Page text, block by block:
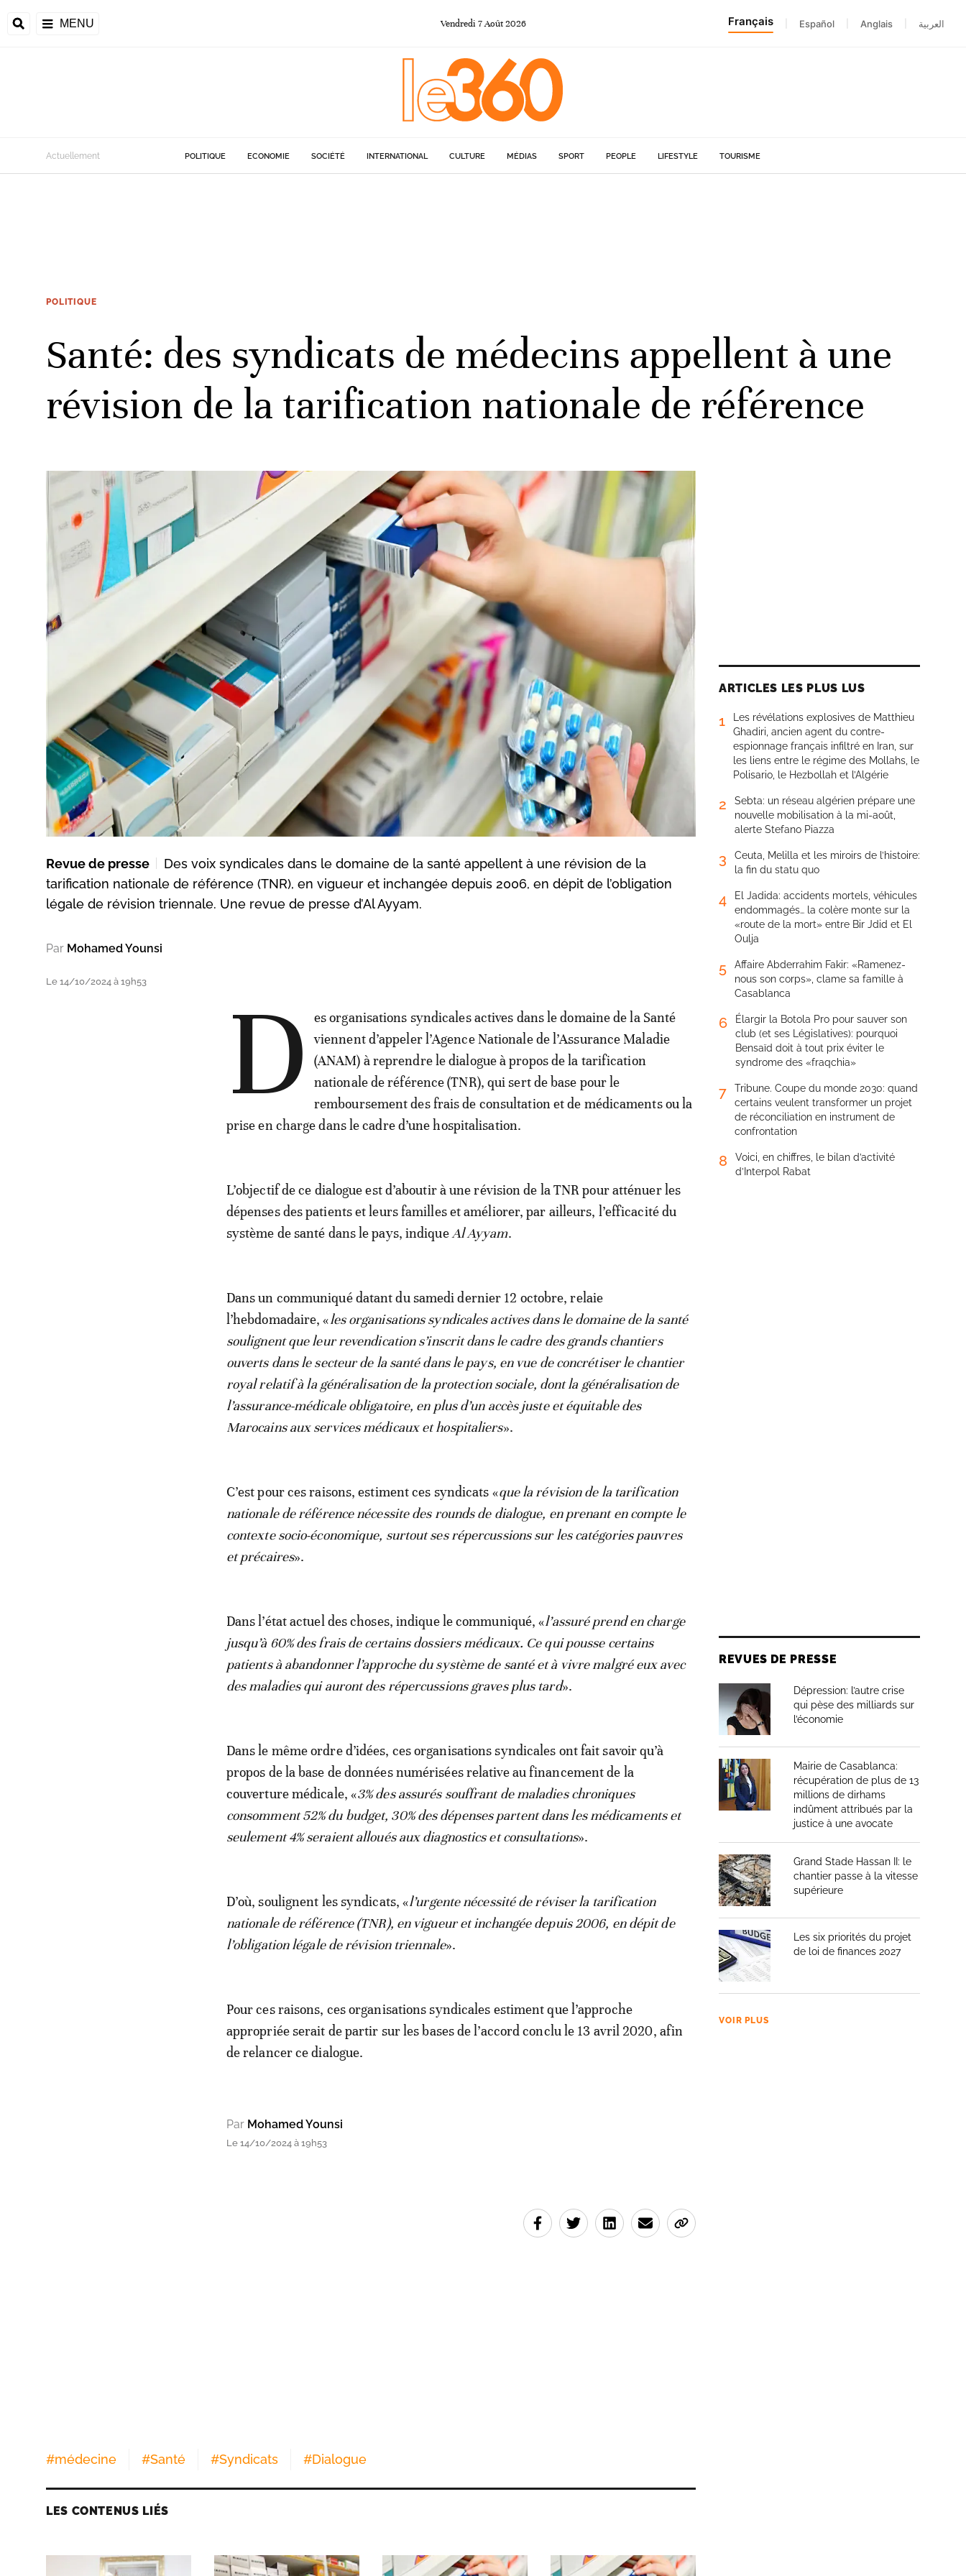
MENU Vendredi 7Août 2026 Français Español Anglais العربية
Actuellement POLITIQUE ECONOMIE SOCIÉTÉ INTERNATIONAL CULTURE MÉDIAS SPORT PEOPLE LIFESTYLE TOURISME
POLITIQUE
Santé: des syndicats de médecins appellent à une
révision de la tarification nationale de référence
Revue de presse
Des voix syndicales dans le domaine de la santé appellent à une révision de la
tarification nationale de référence (TNR), en vigueur et inchangée depuis 2006, en dépit de l’obligation
légale de révision triennale. Une revue de presse d’Al Ayyam.
Par Mohamed Younsi
Le 14/10/2024 à 19h53 D
es organisations syndicales actives dans le domaine de la Santé
viennent d’appeler l’Agence Nationale de l’Assurance Maladie
(ANAM) à reprendre le dialogue à propos de la tarification
nationale de référence (TNR), qui sert de base pour le
remboursement des frais de consultation et de médicaments ou la
prise en charge dans le cadre d’une hospitalisation.
L’objectif de ce dialogue est d’aboutir à une révision de la TNR pour atténuer les
dépenses des patients et leurs familles et améliorer, par ailleurs, l’efficacité du
système de santé dans le pays, indique Al Ayyam.
Dans un communiqué datant du samedi dernier 12 octobre, relaie
l’hebdomadaire, «les organisations syndicales actives dans le domaine de la santé
soulignent que leur revendication s’inscrit dans le cadre des grands chantiers
ouverts dans le secteur de la santé dans le pays, en vue de concrétiser le chantier
royal relatif à la généralisation de la protection sociale, dont la généralisation de
l’assurance-médicale obligatoire, en plus d’un accès juste et équitable des
Marocains aux services médicaux et hospitaliers».
C’est pour ces raisons, estiment ces syndicats «que la révision de la tarification
nationale de référence nécessite des rounds de dialogue, en prenant en compte le
contexte socio-économique, surtout ses répercussions sur les catégories pauvres
et précaires».
Dans l’état actuel des choses, indique le communiqué, «l’assuré prend en charge
jusqu’à 60% des frais de certains dossiers médicaux. Ce qui pousse certains
patients à abandonner l’approche du système de santé et à vivre malgré eux avec
des maladies qui auront des répercussions graves plus tard».
Dans le même ordre d’idées, ces organisations syndicales ont fait savoir qu’à
propos de la base de données numérisées relative au financement de la
couverture médicale, «3% des assurés souffrant de maladies chroniques
consomment 52% du budget, 30% des dépenses partent dans les médicaments et
seulement 4% seraient alloués aux diagnostics et consultations».
D’où, soulignent les syndicats, «l’urgente nécessité de réviser la tarification
nationale de référence (TNR), en vigueur et inchangée depuis 2006, en dépit de
l’obligation légale de révision triennale».
Pour ces raisons, ces organisations syndicales estiment que l’approche
appropriée serait de partir sur les bases de l’accord conclu le 13 avril 2020, afin
de relancer ce dialogue.
Par Mohamed Younsi
Le 14/10/2024 à 19h53
#médecine #Santé #Syndicats #Dialogue
LES CONTENUS LIÉS
ARTICLES LES PLUS LUS
1
Les révélations explosives de Matthieu
Ghadiri, ancien agent du contre-
espionnage français infiltré en Iran, sur
les liens entre le régime des Mollahs, le
Polisario, le Hezbollah et l’Algérie
2
Sebta: un réseau algérien prépare une
nouvelle mobilisation à la mi-août,
alerte Stefano Piazza
3
Ceuta, Melilla et les miroirs de l’histoire:
la fin du statu quo
4
El Jadida: accidents mortels, véhicules
endommagés… la colère monte sur la
«route de la mort» entre Bir Jdid et El
Oulja
5
Affaire Abderrahim Fakir: «Ramenez-
nous son corps», clame sa famille à
Casablanca
6
Élargir la Botola Pro pour sauver son
club (et ses Législatives): pourquoi
Bensaïd doit à tout prix éviter le
syndrome des «fraqchia»
7
Tribune. Coupe du monde 2030: quand
certains veulent transformer un projet
de réconciliation en instrument de
confrontation
8
Voici, en chiffres, le bilan d’activité
d’Interpol Rabat
REVUES DE PRESSE
Dépression: l’autre crise
qui pèse des milliards sur
l’économie
Mairie de Casablanca:
récupération de plus de 13
millions de dirhams
indûment attribués par la
justice à une avocate
Grand Stade Hassan II: le
chantier passe à la vitesse
supérieure
Les six priorités du projet
de loi de finances 2027
VOIR PLUS